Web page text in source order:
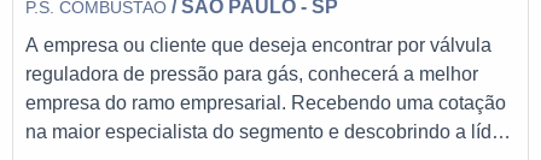
P.S. COMBUSTAO / SÃO PAULO - SP
A empresa ou cliente que deseja encontrar por válvula
reguladora de pressão para gás, conhecerá a melhor
empresa do ramo empresarial. Recebendo uma cotação
na maior especialista do segmento e descobrindo a líder